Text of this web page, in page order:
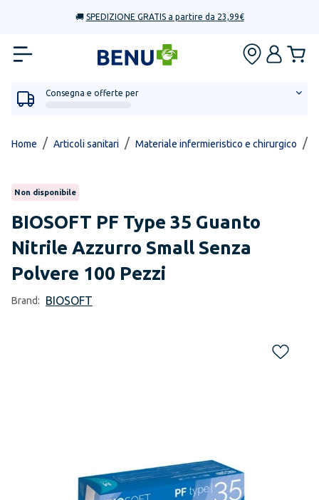
🚚 SPEDIZIONE GRATIS a partire da 23,99€
Consegna e offerte per
Home / Articoli sanitari / Materiale infermieristico e chirurgico /
Non disponibile
BIOSOFT PF Type 35 Guanto
Nitrile Azzurro Small Senza
Polvere 100 Pezzi
Brand: BIOSOFT